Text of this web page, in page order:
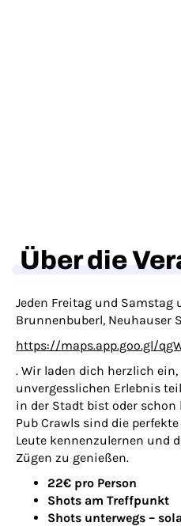
Über die
Jeden Freitag und Samstag
Brunnenbuberl, Neuhauser
https://maps.app.goo.gl/
. Wir laden dich herzlich ein,
unvergesslichen Erlebnis
in der Stadt bist oder schon
Pub Crawls sind die
Leute kennenzulernen und
Zügen zu genießen.
22€ pro Person
Shots am Treffpunkt
Shots unterwegs –